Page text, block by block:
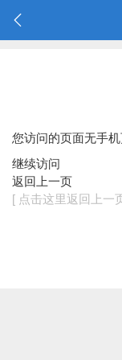
您访问的页面无手
继续访问
返回上一页
[ 点击这里返回上一